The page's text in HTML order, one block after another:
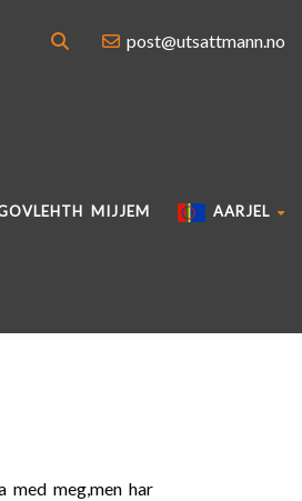
post@utsattmann.no
MIJJEM AARJEL
meg,men har